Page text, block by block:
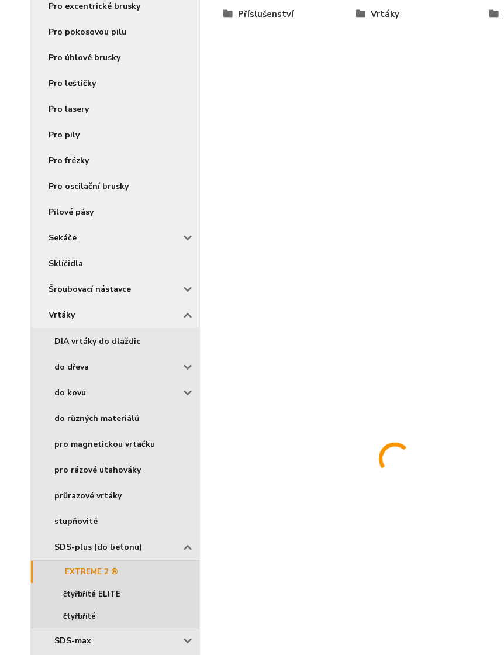
Pro excentrické brusky
Pro pokosovou pilu
Pro úhlové brusky
Pro leštičky
Pro lasery
Pro pily
Pro frézky
Pro oscilační brusky
Pilové pásy
Sekáče
Sklíčidla
Šroubovací nástavce
Vrtáky
DIA vrtáky do dlaždic
do dřeva
do kovu
do různých materiálů
pro magnetickou vrtačku
pro rázové utahováky
průrazové vrtáky
stupňovité
SDS-plus (do betonu)
EXTREME 2 ®
čtyřbřité ELITE
čtyřbřité
SDS-max
Příslušenství Vrtáky